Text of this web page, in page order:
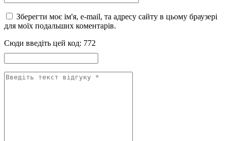
Зберегти моє ім'я, e-mail, та адресу сайту в цьому браузері
для моїх подальших коментарів.
Сюди введіть цей код: 772